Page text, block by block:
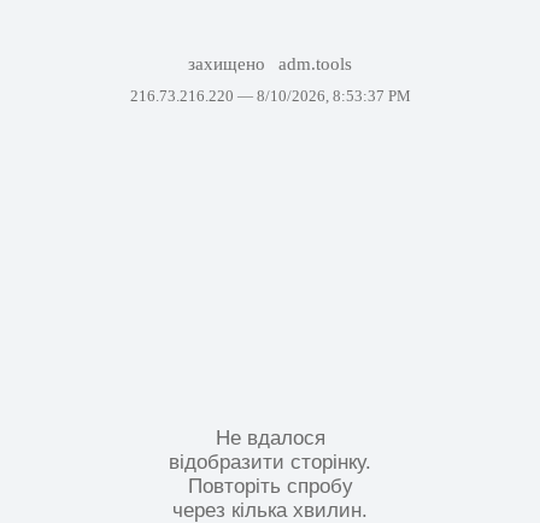
захищено adm.tools
216.73.216.220 — 8/10/2026, 8:53:37 PM
Не вдалося
відобразити сторінку.
Повторіть спробу
через кілька хвилин.